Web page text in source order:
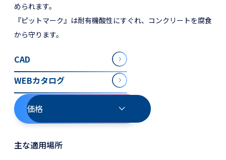
められます。
『ピットマーク』は耐有機酸性にすぐれ、コンクリートを腐食
から守ります。
CAD
WEBカタログ
価格
主な適用場所